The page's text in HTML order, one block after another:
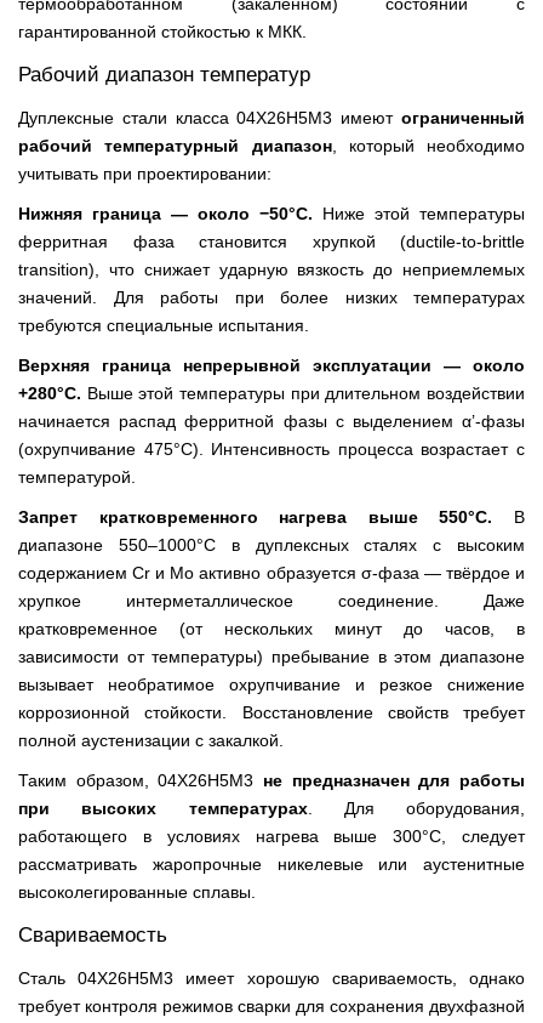
гарантированной стойкостью к МКК.
Рабочий диапазон температур
Дуплексные стали класса 04Х26Н5М3 имеют ограниченный
рабочий температурный диапазон, который необходимо
учитывать при проектировании:
Нижняя граница — около −50°C. Ниже этой температуры
ферритная фаза становится хрупкой (ductile-to-brittle
transition), что снижает ударную вязкость до неприемлемых
значений. Для работы при более низких температурах
требуются специальные испытания.
Верхняя граница непрерывной эксплуатации — около
+280°C. Выше этой температуры при длительном воздействии
начинается распад ферритной фазы с выделением α’-фазы
(охрупчивание 475°C). Интенсивность процесса возрастает с
температурой.
Запрет кратковременного нагрева выше 550°C. В
диапазоне 550–1000°C в дуплексных сталях с высоким
содержанием Cr и Mo активно образуется σ-фаза — твёрдое и
хрупкое интерметаллическое соединение. Даже
кратковременное (от нескольких минут до часов, в
зависимости от температуры) пребывание в этом диапазоне
вызывает необратимое охрупчивание и резкое снижение
коррозионной стойкости. Восстановление свойств требует
полной аустенизации с закалкой.
Таким образом, 04Х26Н5М3 не предназначен для работы
при высоких температурах. Для оборудования,
работающего в условиях нагрева выше 300°C, следует
рассматривать жаропрочные никелевые или аустенитные
высоколегированные сплавы.
Свариваемость
Сталь 04Х26Н5М3 имеет хорошую свариваемость, однако
требует контроля режимов сварки для сохранения двухфазной